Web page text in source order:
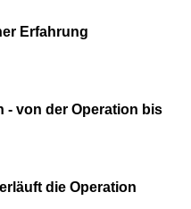
Erfahrung
- von der Operation bis
die Operation